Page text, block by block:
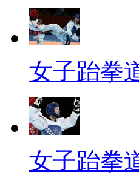
女子跆拳
女子跆拳